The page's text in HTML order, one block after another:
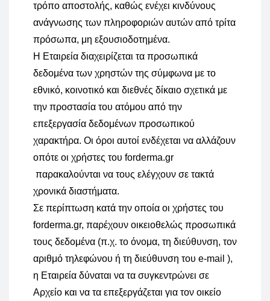
τρόπο αποστολής, καθώς ενέχει κινδύνους
ανάγνωσης των πληροφοριών αυτών από τρίτα
πρόσωπα, μη εξουσιοδοτημένα.
Η Εταιρεία διαχειρίζεται τα προσωπικά
δεδομένα των χρηστών της σύμφωνα με το
εθνικό, κοινοτικό και διεθνές δίκαιο σχετικά με
την προστασία του ατόμου από την
επεξεργασία δεδομένων προσωπικού
χαρακτήρα. Οι όροι αυτοί ενδέχεται να αλλάζουν
οπότε οι χρήστες του forderma.gr
παρακαλούνται να τους ελέγχουν σε τακτά
χρονικά διαστήματα.
Σε περίπτωση κατά την οποία οι χρήστες του
forderma.gr, παρέχουν οικειοθελώς προσωπικά
τους δεδομένα (π.χ. το όνομα, τη διεύθυνση, τον
αριθμό τηλεφώνου ή τη διεύθυνση του e-mail ),
η Εταιρεία δύναται να τα συγκεντρώνει σε
Αρχείο και να τα επεξεργάζεται για τον οικείο